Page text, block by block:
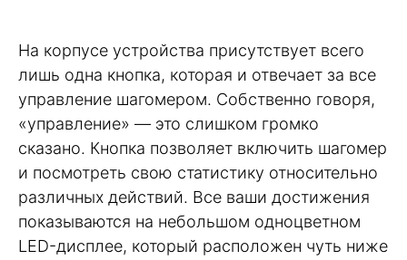
На корпусе устройства присутствует всего
лишь одна кнопка, которая и отвечает за все
управление шагомером. Собственно говоря,
«управление» — это слишком громко
сказано. Кнопка позволяет включить шагомер
и посмотреть свою статистику относительно
различных действий. Все ваши достижения
показываются на небольшом одноцветном
LED-дисплее, который расположен чуть ниже